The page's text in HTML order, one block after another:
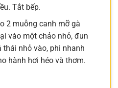
Tắt bếp.
2 muỗng canh mỡ gà
vào một chảo nhỏ, đun
thái nhỏ vào, phi nhanh
hành hơi héo và thơm.